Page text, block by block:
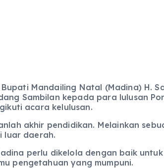
Bupati Mandailing Natal (Madina)
Sambilan kepada para lulusan
acara kelulusan.
akhir pendidikan. Melainkan
luar daerah.
perlu dikelola dengan baik
pengetahuan yang mumpuni.